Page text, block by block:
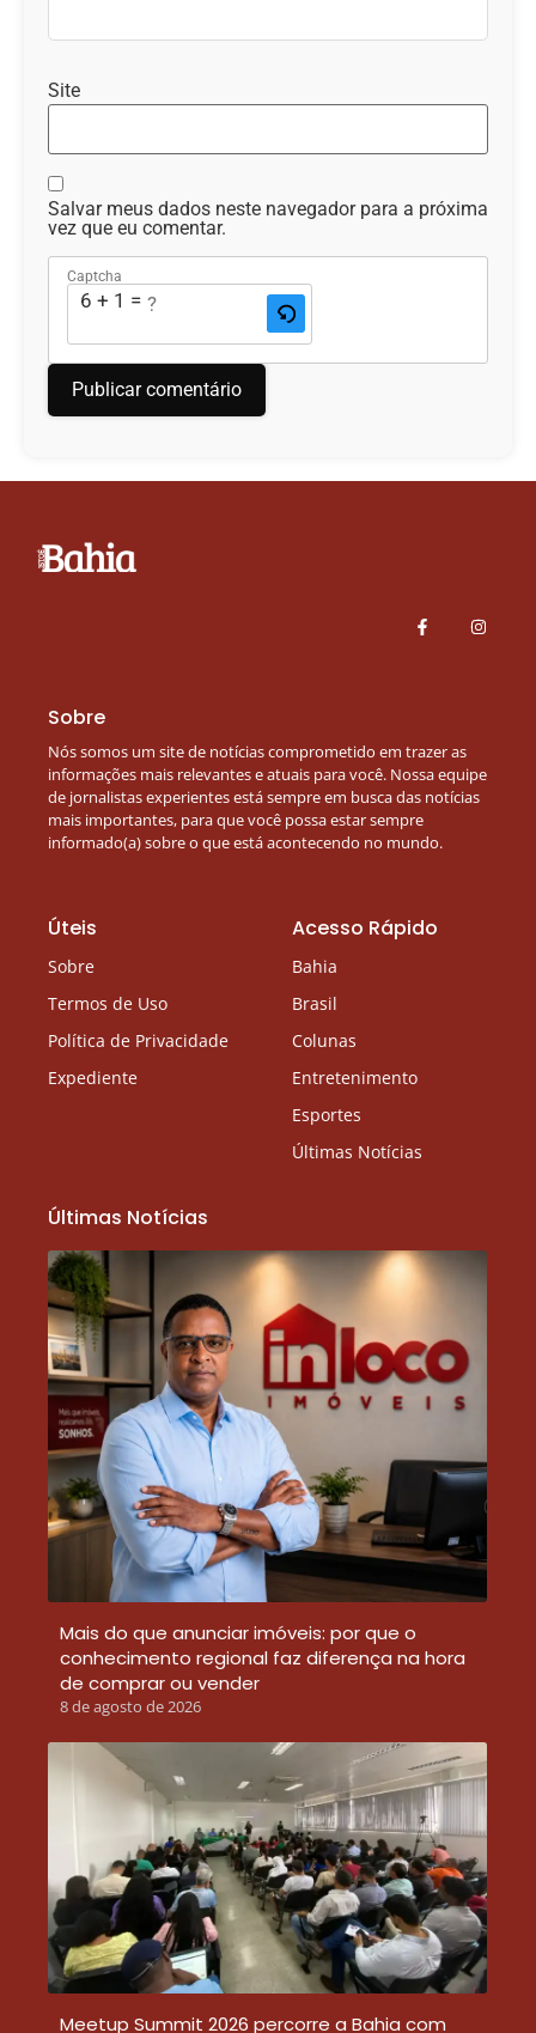
Site
Salvar meus dados neste navegador para a próxima
vez que eu comentar.
Captcha
6 + 1 = ?
Sobre
Nós somos um site de notícias comprometido em trazer as
informações mais relevantes e atuais para você. Nossa equipe
de jornalistas experientes está sempre em busca das notícias
mais importantes, para que você possa estar sempre
informado(a) sobre o que está acontecendo no mundo.
Úteis
Sobre
Termos de Uso
Política de Privacidade
Expediente
Acesso Rápido
Bahia
Brasil
Colunas
Entretenimento
Esportes
Últimas Notícias
Últimas Notícias
Mais do que anunciar imóveis: por que o
conhecimento regional faz diferença na hora
de comprar ou vender
8 de agosto de 2026
Meetup Summit 2026 percorre a Bahia com